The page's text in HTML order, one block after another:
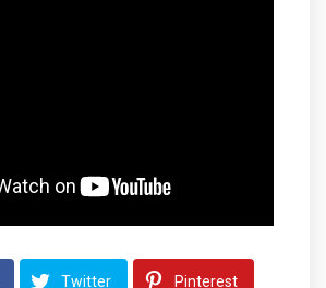
Twitter Pinterest